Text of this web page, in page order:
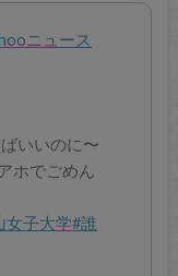
ニュース
いいのに〜
ホでごめん
女子大学#誰